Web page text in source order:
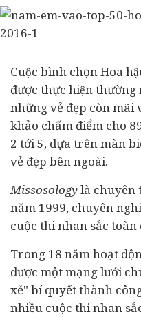
Cuộc bình chọn Hoa
được thực hiện
những vẻ đẹp còn mãi
khảo chấm điểm cho
2 tới 5, dựa trên màn
vẻ đẹp bên ngoài.
Missosologylà chuyên
năm 1999, chuyên
cuộc thi nhan sắc toàn
Trong 18 năm hoạt
được một mạng lưới
xẻ" bí quyết thành
nhiều cuộc thi nhan